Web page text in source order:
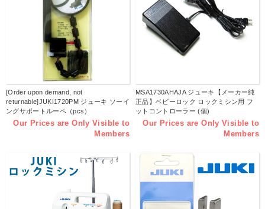
[Order upon demand, not
returnable]JUKI1720PM ジューキ ソーイ
ングサポートルーペ（pcs）
Our Prices are Only Visible to
Members
MSA1730AHAJA ジューキ【メーカー純
正品】ベビーロック ロックミシン用 フ
ットコントローラー (個)
Our Prices are Only Visible to
Members